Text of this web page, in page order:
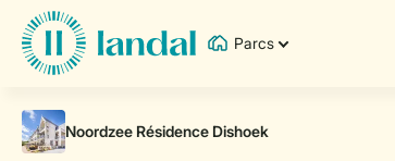
Parcs